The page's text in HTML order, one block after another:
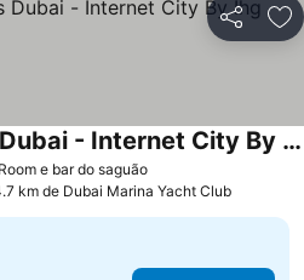
Partilhar
e bar do saguão
Holiday Inn Express Dubai - Internet City By Ihg
km de Dubai Marina Yacht Club